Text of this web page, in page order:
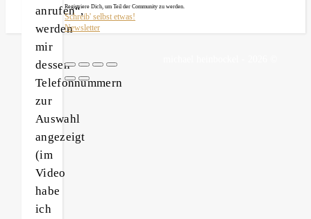
anrufen“,
werden
mir
dessen
Telefonnummern
zur
Auswahl
angezeigt
(im
Video
habe
ich
Registriere Dich, um Teil der Community zu werden.
Schreib' selbst etwas!
Newsletter